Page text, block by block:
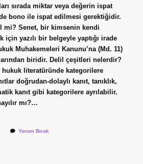
sırada miktar veya değerin ispat
bono ile ispat edilmesi gerektiğidir.
mi? Senet, bir kimsenin kendi
yazılı bir belgeyle yaptığı irade
Muhakemeleri Kanunu’na (Md. 11)
biridir. Delil çeşitleri nelerdir?
hukuk literatüründe kategorilere
doğrudan-dolaylı kanıt, tanıklık,
kanıt gibi kategorilere ayrılabilir.
mı?…
Yorum Bırak